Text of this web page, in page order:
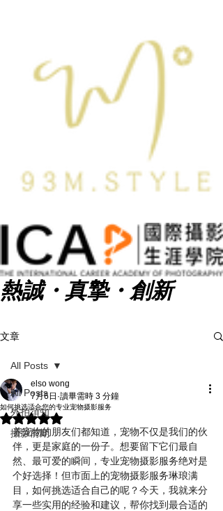
熱誠・真摯・創新
文章
All Posts
外拍須知
攝影前期
All Posts
如何挑选适合您的专业宠物摄影服务
elso wong
7月6日 讀畢需時 3 分鐘
評等為 NaN（最高為 5 顆星）。
养宠物的朋友们都知道，宠物不仅是我们的伙
伴，更是家庭的一份子。想要留下它们最自
然、最可爱的瞬间，专业宠物摄影服务绝对是
个好选择！但市面上的宠物摄影服务琳琅满
目，如何挑选适合自己的呢？今天，我就来分
享一些实用的经验和建议，帮你找到最合适的